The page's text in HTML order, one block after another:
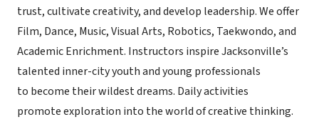
trust, cultivate creativity, and develop leadership. We offer
Film, Dance, Music, Visual Arts, Robotics, Taekwondo, and
Academic Enrichment. Instructors inspire Jacksonville’s
talented inner-city youth and young professionals
to become their wildest dreams. Daily activities
promote exploration into the world of creative thinking.